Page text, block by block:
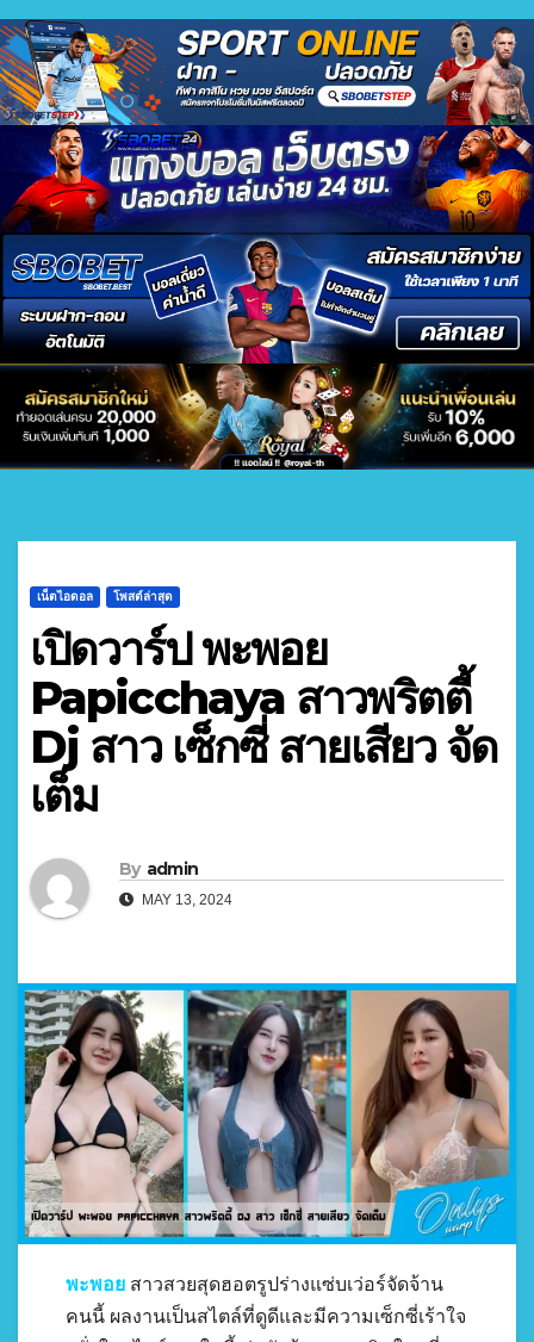
เน็ตไอดอล โพสต์ล่าสุด
เปิดวาร์ป พะพอย
Papicchaya สาวพริตตี้
Dj สาว เซ็กซี่ สายเสียว จัด
เต็ม
By admin
MAY 13, 2024
พะพอย สาวสวยสุดฮอตรูปร่างแซ่บเว่อร์จัดจ้าน
คนนี้ ผลงานเป็นสไตล์ที่ดูดีและมีความเซ็กซี่เร้าใจ